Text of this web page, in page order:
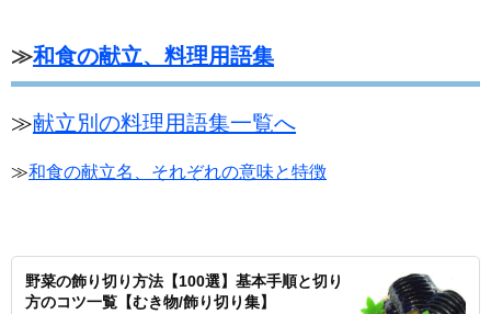
≫和食の献立、料理用語集
≫献立別の料理用語集一覧へ
≫和食の献立名、それぞれの意味と特徴
野菜の飾り切り方法【100選】基本手順と切り
方のコツ一覧【むき物/飾り切り集】